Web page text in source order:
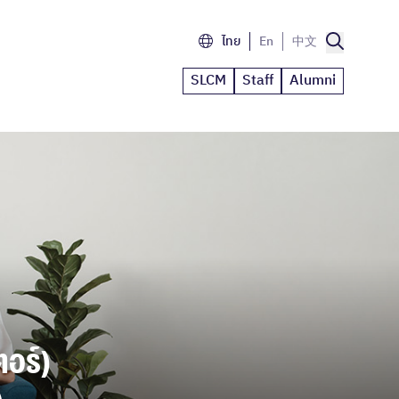
ไทย En 中文
SLCM Staff Alumni
ร์)